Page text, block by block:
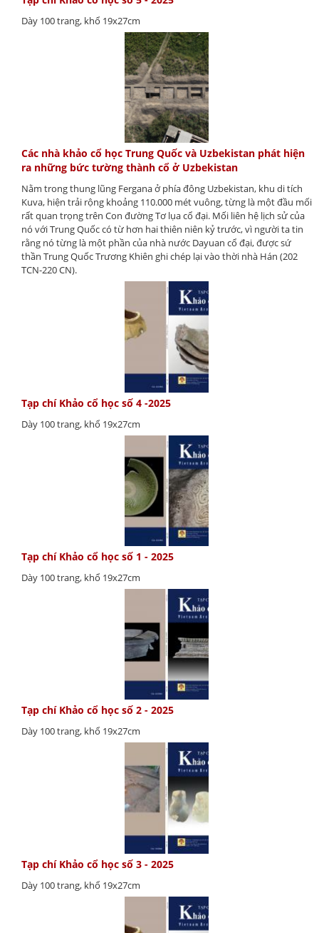
Dày 100 trang, khổ 19x27cm
Các nhà khảo cổ học Trung Quốc và Uzbekistan phát hiện
ra những bức tường thành cổ ở Uzbekistan
Nằm trong thung lũng Fergana ở phía đông Uzbekistan, khu di tích
Kuva, hiện trải rộng khoảng 110.000 mét vuông, từng là một đầu mối
rất quan trọng trên Con đường Tơ lụa cổ đại. Mối liên hệ lịch sử của
nó với Trung Quốc có từ hơn hai thiên niên kỷ trước, vì người ta tin
rằng nó từng là một phần của nhà nước Dayuan cổ đại, được sứ
thần Trung Quốc Trương Khiên ghi chép lại vào thời nhà Hán (202
TCN-220 CN).
Tạp chí Khảo cổ học số 4 -2025
Dày 100 trang, khổ 19x27cm
Tạp chí Khảo cổ học số 1 - 2025
Dày 100 trang, khổ 19x27cm
Tạp chí Khảo cổ học số 2 - 2025
Dày 100 trang, khổ 19x27cm
Tạp chí Khảo cổ học số 3 - 2025
Dày 100 trang, khổ 19x27cm